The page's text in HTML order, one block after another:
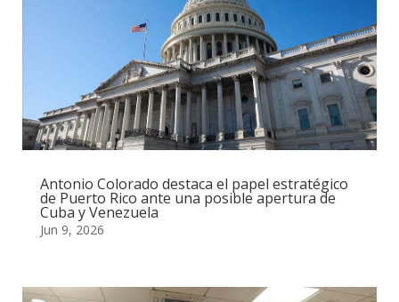
Antonio Colorado destaca el papel estratégico
de Puerto Rico ante una posible apertura de
Cuba y Venezuela
Jun 9, 2026